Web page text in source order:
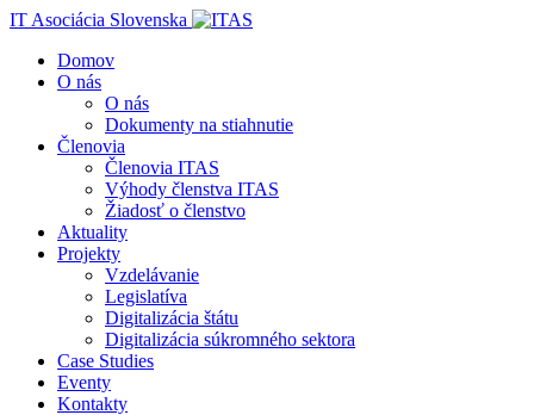
IT Asociácia Slovenska
Domov
O nás
O nás
Dokumenty na stiahnutie
Členovia
Členovia ITAS
Výhody členstva ITAS
Žiadosť o členstvo
Aktuality
Projekty
Vzdelávanie
Legislatíva
Digitalizácia štátu
Digitalizácia súkromného sektora
Case Studies
Eventy
Kontakty